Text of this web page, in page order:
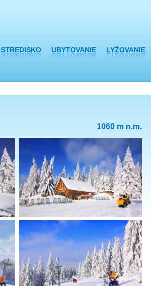
STREDISKO UBYTOVANIE LYŽOVANIE
1060 m n.m.